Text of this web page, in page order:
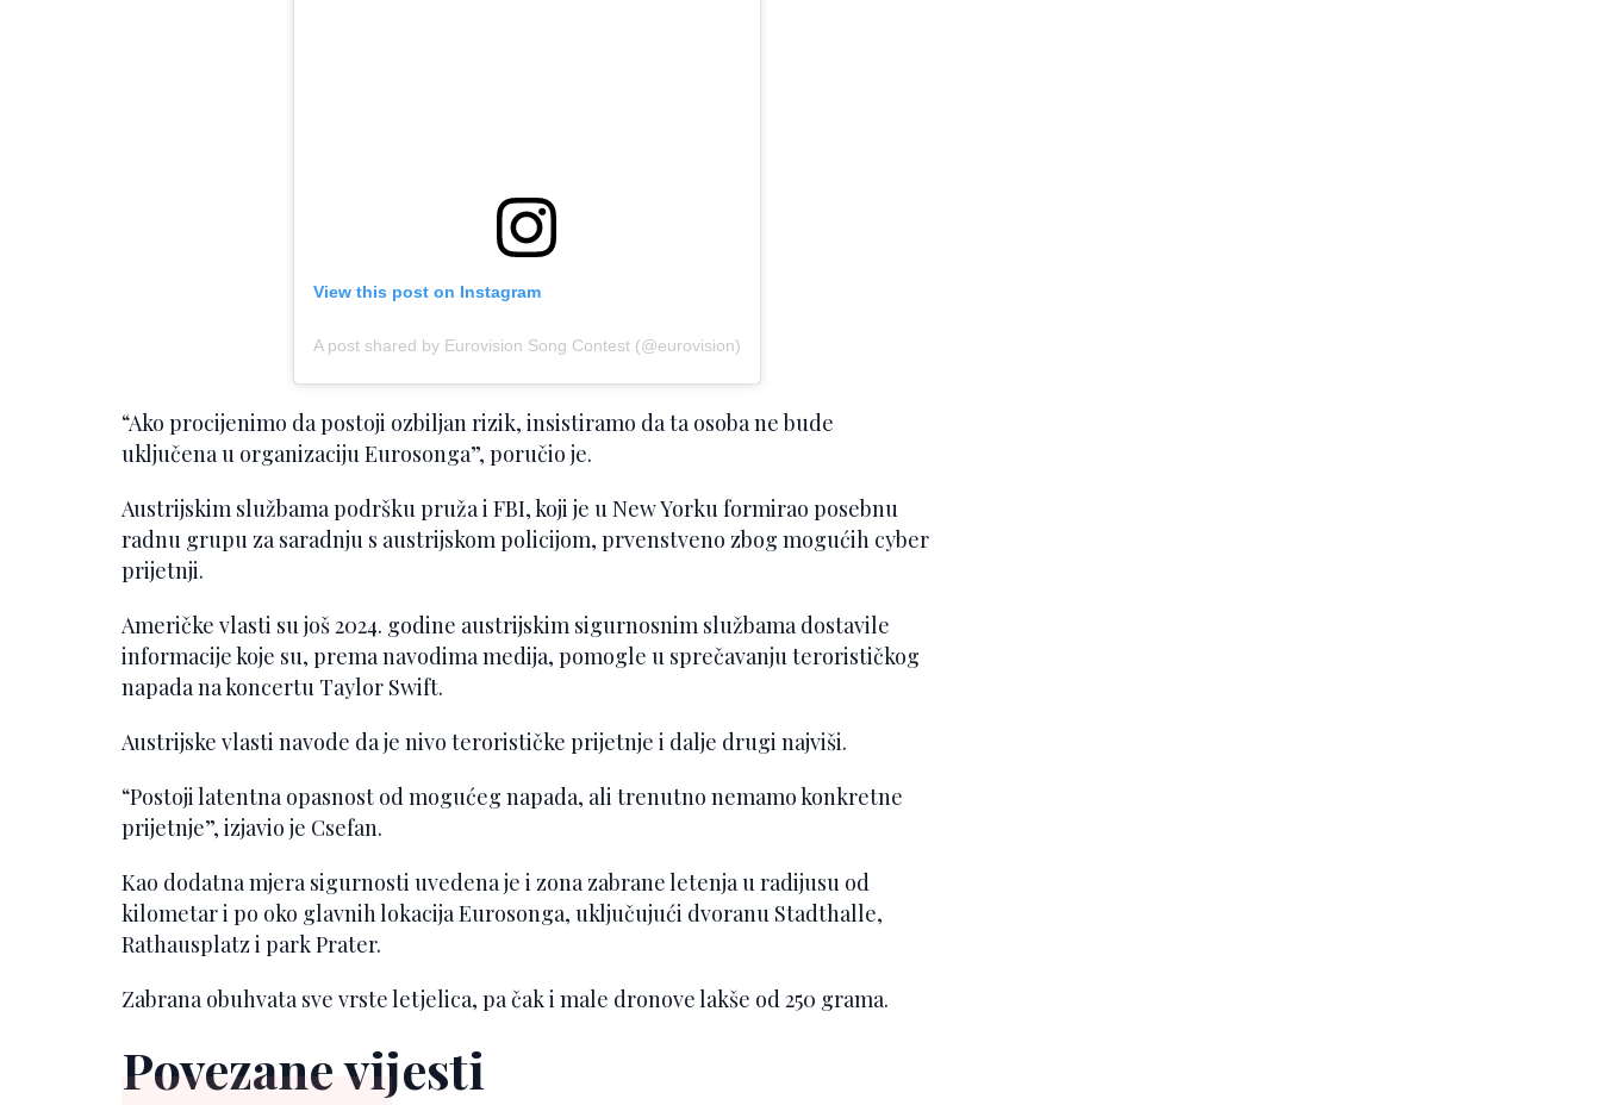
View this post on Instagram
A post shared by Eurovision Song Contest (@eurovision)
“Ako procijenimo da postoji ozbiljan rizik, insistiramo da ta osoba ne bude
uključena u organizaciju Eurosonga”, poručio je.
Austrijskim službama podršku pruža i FBI, koji je u New Yorku formirao posebnu
radnu grupu za saradnju s austrijskom policijom, prvenstveno zbog mogućih cyber
prijetnji.
Američke vlasti su još 2024. godine austrijskim sigurnosnim službama dostavile
informacije koje su, prema navodima medija, pomogle u sprečavanju terorističkog
napada na koncertu Taylor Swift.
Austrijske vlasti navode da je nivo terorističke prijetnje i dalje drugi najviši.
“Postoji latentna opasnost od mogućeg napada, ali trenutno nemamo konkretne
prijetnje”, izjavio je Csefan.
Kao dodatna mjera sigurnosti uvedena je i zona zabrane letenja u radijusu od
kilometar i po oko glavnih lokacija Eurosonga, uključujući dvoranu Stadthalle,
Rathausplatz i park Prater.
Zabrana obuhvata sve vrste letjelica, pa čak i male dronove lakše od 250 grama.
Povezane vijesti